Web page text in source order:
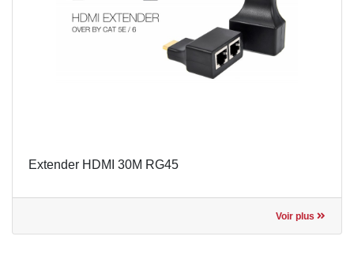
Extender HDMI 30M RG45
Voir plus